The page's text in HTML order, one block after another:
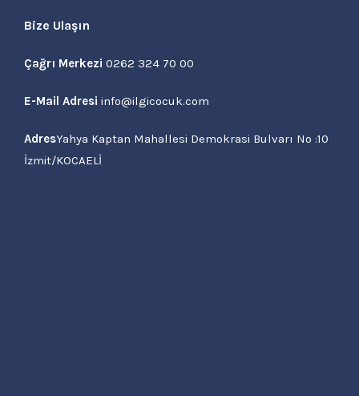
Bize Ulaşın
Çağrı Merkezi 0262 324 70 00
E-Mail Adresi info@ilgicocuk.com
AdresYahya Kaptan Mahallesi Demokrasi Bulvarı No :10
İzmit/KOCAELİ